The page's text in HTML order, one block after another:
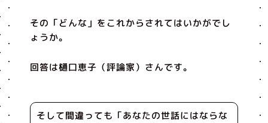
その「どんな」をこれからされてはいかがでし
ょうか。
回答は樋口恵子（評論家）さんです。
そして間違っても「あなたの世話にはならな